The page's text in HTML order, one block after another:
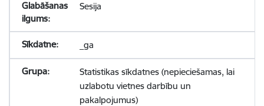
Sesija
_ga
Statistikas sīkdatnes (nepieciešamas, lai
uzlabotu vietnes darbību un
pakalpojumus)